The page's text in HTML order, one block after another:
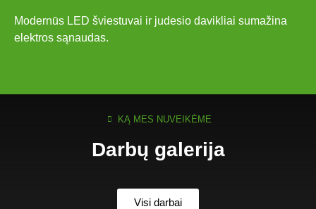
Modernūs LED šviestuvai ir judesio davikliai sumažina
elektros sąnaudas.
KĄ MES NUVEIKĖME
Darbų galerija
Visi darbai